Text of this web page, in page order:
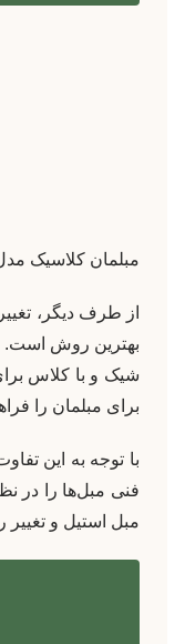
مبلمان کلاسیک
از طرف دیگر،
بهترین روش است.
شیک و با کلاس
برای مبلمان را
با توجه به این
فنی مبل‌ها را در
مبل استیل و